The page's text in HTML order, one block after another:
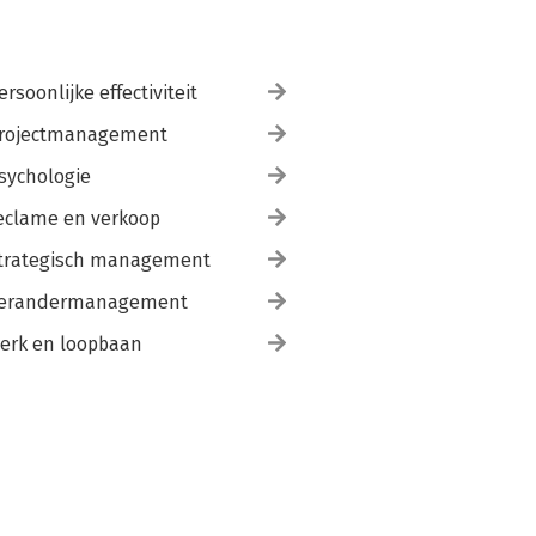
effectiviteit
en verkoop
management
en loopbaan